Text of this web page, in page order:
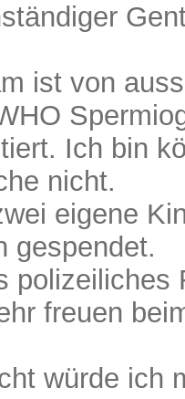
ist von
Ich bin
nicht.
eigene
gespendet.
freuen
würde ich